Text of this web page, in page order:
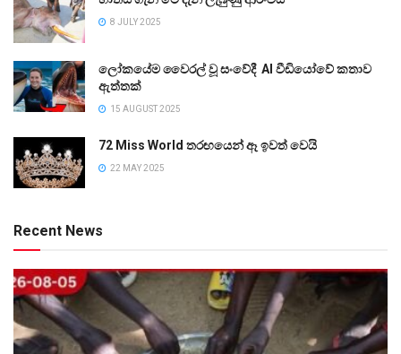
8 JULY 2025
ලෝකයේම වෛරල් වූ සංවේදී AI වීඩියෝවේ කතාව
ඇත්තක්
15 AUGUST 2025
72 Miss World තරඟයෙන් ඈ ඉවත් වෙයි
22 MAY 2025
Recent News